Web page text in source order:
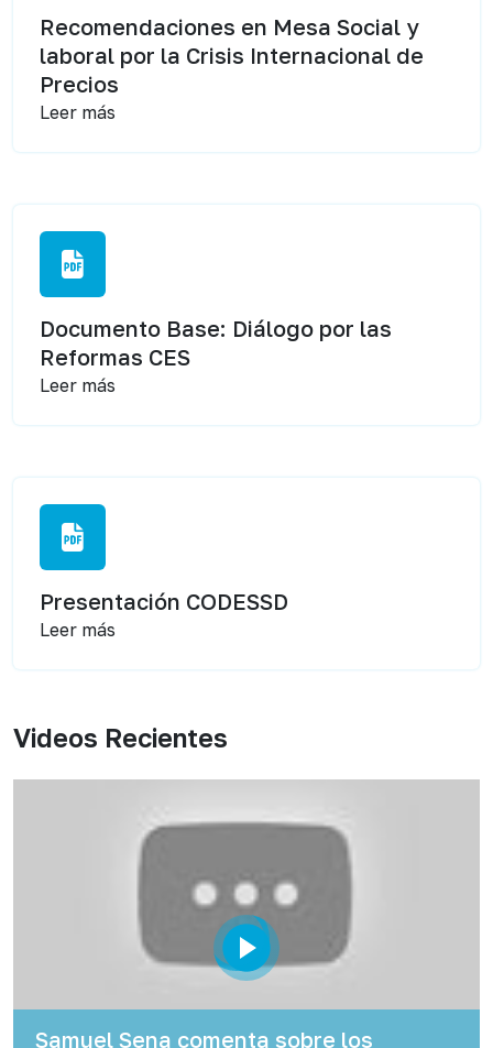
Recomendaciones en Mesa Social y
laboral por la Crisis Internacional de
Precios
Leer más
Documento Base: Diálogo por las
Reformas CES
Leer más
Presentación CODESSD
Leer más
Videos Recientes
Samuel Sena comenta sobre los